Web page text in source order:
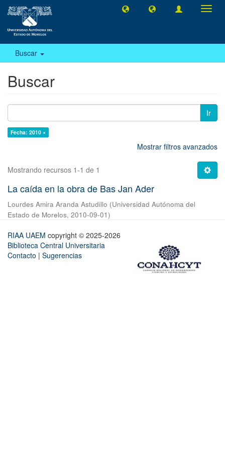
Buscar
Buscar
Ir
Fecha: 2010 ×
Mostrar filtros avanzados
Mostrando recursos 1-1 de 1
La caída en la obra de Bas Jan Ader
Lourdes Amira Aranda Astudillo (Universidad Autónoma del
Estado de Morelos, 2010-09-01)
RIAA UAEM copyright © 2025-2026
Biblioteca Central Universitaria
Contacto | Sugerencias